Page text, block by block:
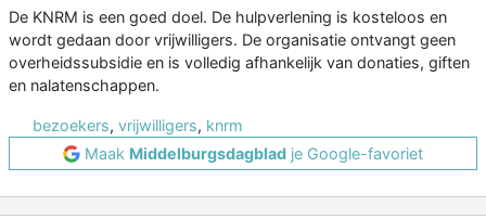
De KNRM is een goed doel. De hulpverlening is kosteloos en
wordt gedaan door vrijwilligers. De organisatie ontvangt geen
overheidssubsidie en is volledig afhankelijk van donaties, giften
en nalatenschappen.
bezoekers, vrijwilligers, knrm
Maak Middelburgsdagblad je Google-favoriet